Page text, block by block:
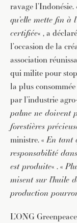
ravage l’Indonésie.
qu’elle mette fin à
certifiée« , a
l’occasion de la
association
qui milite pour
la plus
par l’industrie
palme ne doivent
forestières
ministre. «En tant
responsabilité
est produite« . «
misent sur l’huile
production
L’ONG